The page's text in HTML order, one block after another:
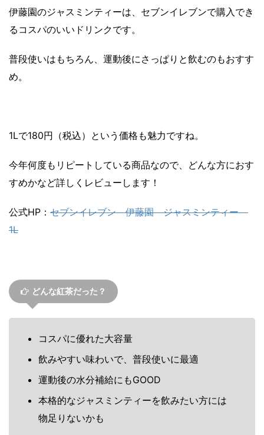
伊藤園のジャスミンティーは、セブンイレブンで購入でき
るコスパのいいドリンクです。
普段使いはもちろん、運動後にさっぱりと飲むのもおすす
め。
1Lで180円（税込）という価格も魅力ですね。
今年何度もリピートしている商品なので、どんな方におす
すめかなど詳しくレビューします！
公式HP： セブンイレブン 伊藤園 ジャスミンティー
1L
どんな紅茶だった？
コスパに優れた大容量
飲みやすい味わいで、普段使いに最適
運動後の水分補給にもGOOD
本格的なジャスミンティーを飲みたい方には
物足りないかも